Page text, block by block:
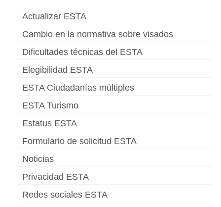
Actualizar ESTA
Cambio en la normativa sobre visados
Dificultades técnicas del ESTA
Elegibilidad ESTA
ESTA Ciudadanías múltiples
ESTA Turismo
Estatus ESTA
Formulario de solicitud ESTA
Noticias
Privacidad ESTA
Redes sociales ESTA